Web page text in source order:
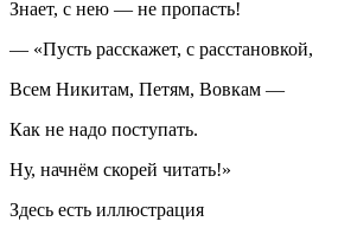
Знает, с нею — не пропасть!
— «Пусть расскажет, с расстановкой,
Всем Никитам, Петям, Вовкам —
Как не надо поступать.
Ну, начнём скорей читать!»
Здесь есть иллюстрация